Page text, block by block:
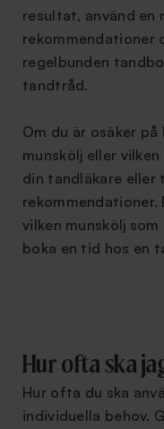
resultat, använd en
rekommendationer
regelbunden
tandtråd.
Om du är osäker på
munskölj eller
din tandläkare eller
vilken munskölj
boka en tid hos en
Hur ofta ska
Hur ofta du ska
individuella behov.